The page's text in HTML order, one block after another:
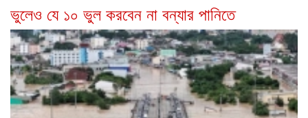
ভুলেও যে ১০ ভুল করবেন না বন্যার পানিতে